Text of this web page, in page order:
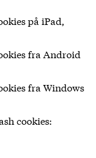
på iPad,
fra Android
fra Windows
cookies: